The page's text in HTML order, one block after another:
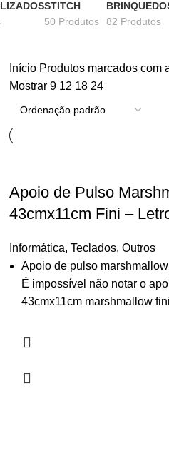
STITCH
50 Produtos
82 Produtos
Início Produtos marcados com
Mostrar 9 12 18 24
Apoio de Pulso
43cmx11cm Fini –
Informática, Teclados, Outros
Apoio de pulso
É impossível não notar o
43cmx11cm marshmallow